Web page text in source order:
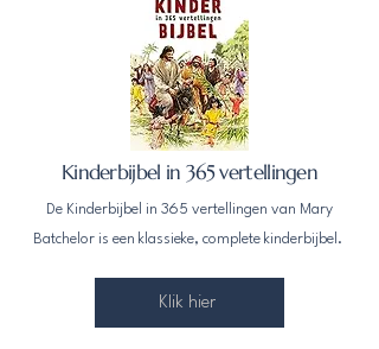
Kinderbijbel in 365 vertellingen
De Kinderbijbel in 365 vertellingen van Mary
Batchelor is een klassieke, complete kinderbijbel.
Klik hier